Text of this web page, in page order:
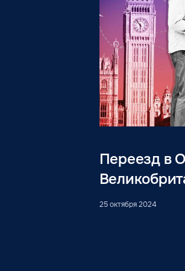
Переезд в
25 октября 2024